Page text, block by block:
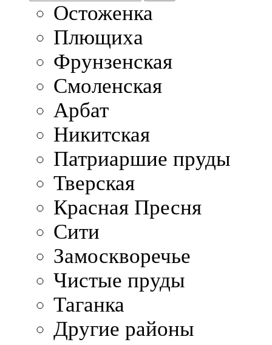
Остоженка
Плющиха
Фрунзенская
Смоленская
Арбат
Никитская
Патриаршие пруды
Тверская
Красная Пресня
Сити
Замоскворечье
Чистые пруды
Таганка
Другие районы